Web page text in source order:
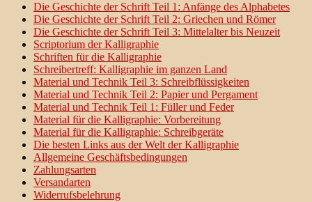
Die Geschichte der Schrift Teil 1: Anfänge des Alphabetes
Die Geschichte der Schrift Teil 2: Griechen und Römer
Die Geschichte der Schrift Teil 3: Mittelalter bis Neuzeit
Scriptorium der Kalligraphie
Schriften für die Kalligraphie
Schreibertreff: Kalligraphie im ganzen Land
Material und Technik Teil 3: Schreibflüssigkeiten
Material und Technik Teil 2: Papier und Pergament
Material und Technik Teil 1: Füller und Feder
Material für die Kalligraphie: Vorbereitung
Material für die Kalligraphie: Schreibgeräte
Die besten Links aus der Welt der Kalligraphie
Allgemeine Geschäftsbedingungen
Zahlungsarten
Versandarten
Widerrufsbelehrung